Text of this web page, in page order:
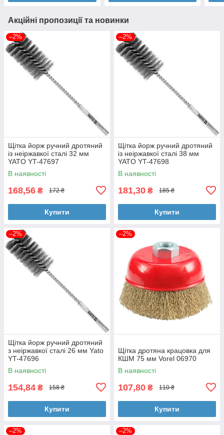
Акційні пропозиції та новинки
–2%
Щітка йорж ручний дротяний
із неіржавкої сталі 32 мм
YATO YT-47697
В наявності
168,56 ₴ 172 ₴
Купити
–2%
Щітка йорж ручний дротяний
із неіржавкої сталі 38 мм
YATO YT-47698
В наявності
181,30 ₴ 185 ₴
Купити
–2%
Щітка йорж ручний дротяний
з неіржавкої сталі 26 мм Yato
YT-47696
В наявності
154,84 ₴ 158 ₴
Купити
–2%
Щітка дротяна крацовка для
КШМ 75 мм Vorel 06970
В наявності
107,80 ₴ 110 ₴
Купити
–2% –2%